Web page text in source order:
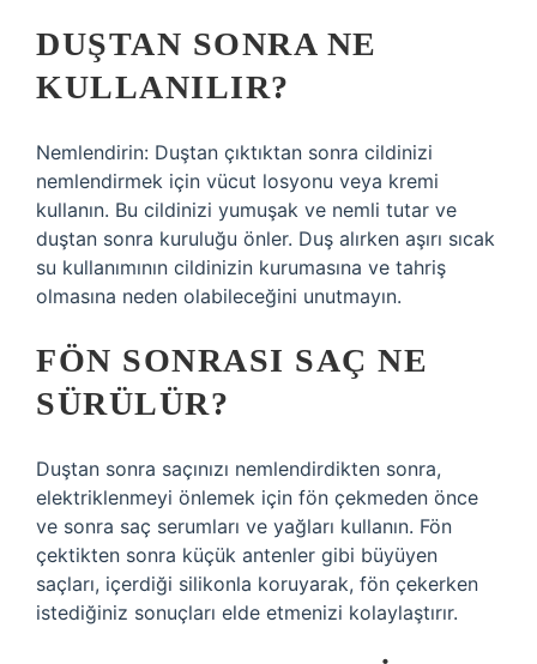
DUŞTAN SONRA NE
KULLANILIR?
Nemlendirin: Duştan çıktıktan sonra cildinizi
nemlendirmek için vücut losyonu veya kremi
kullanın. Bu cildinizi yumuşak ve nemli tutar ve
duştan sonra kuruluğu önler. Duş alırken aşırı sıcak
su kullanımının cildinizin kurumasına ve tahriş
olmasına neden olabileceğini unutmayın.
FÖN SONRASI SAÇ NE
SÜRÜLÜR?
Duştan sonra saçınızı nemlendirdikten sonra,
elektriklenmeyi önlemek için fön çekmeden önce
ve sonra saç serumları ve yağları kullanın. Fön
çektikten sonra küçük antenler gibi büyüyen
saçları, içerdiği silikonla koruyarak, fön çekerken
istediğiniz sonuçları elde etmenizi kolaylaştırır.